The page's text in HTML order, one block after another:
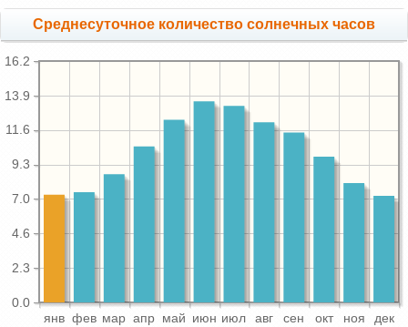
Среднесуточное количество солнечных часов
янв фев мар апр май июн июл авг сен окт ноя дек
0.0
2.3
4.6
7.0
9.3
11.6
13.9
16.2